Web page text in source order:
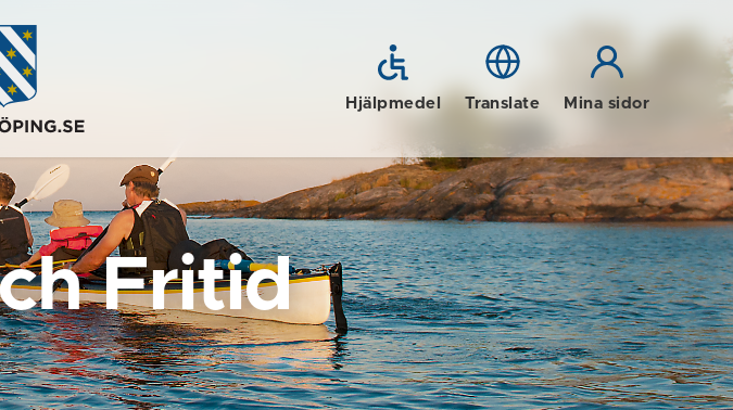
Hjälpmedel Translate Mina sidor
Fritid